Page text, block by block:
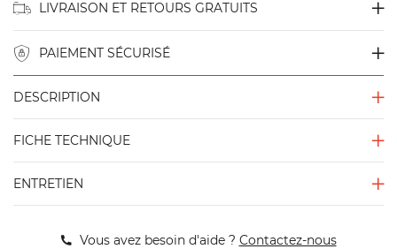
LIVRAISON ET RETOURS GRATUITS
PAIEMENT SÉCURISÉ
DESCRIPTION
FICHE TECHNIQUE
ENTRETIEN
Vous avez besoin d'aide ? Contactez-nous